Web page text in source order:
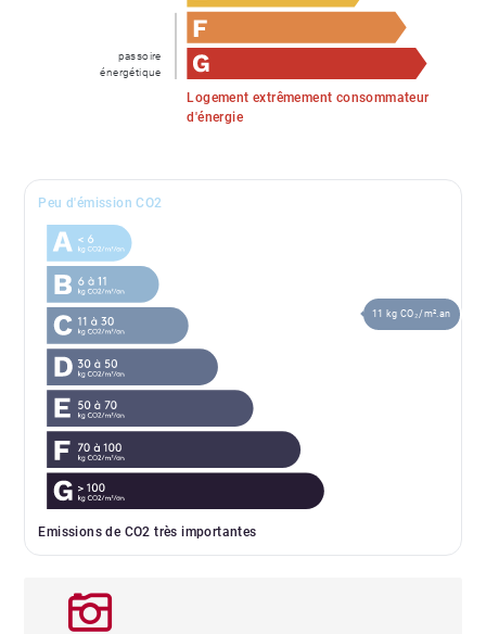
Logement extrêmement consommateur
d'énergie
passoire
énergétique
Peu d'émission CO2
Emissions de CO2 très importantes
11 kg CO₂/m².an